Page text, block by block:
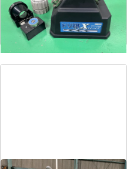
形 式ドリ研Xシンニング
式-